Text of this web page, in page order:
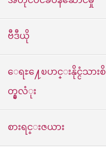
ဗီဒီယို
ေရႊ႔ေၿပာင္းနိုင္ငံသားစိ
တ္နွလံုး
စားရင္းဇယား